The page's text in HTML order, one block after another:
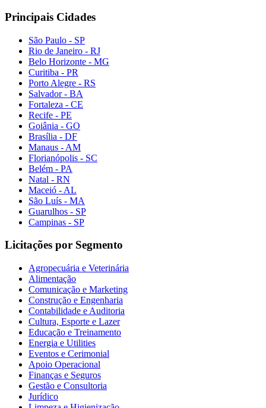
Principais Cidades
São Paulo - SP
Rio de Janeiro - RJ
Belo Horizonte - MG
Curitiba - PR
Porto Alegre - RS
Salvador - BA
Fortaleza - CE
Recife - PE
Goiânia - GO
Brasília - DF
Manaus - AM
Florianópolis - SC
Belém - PA
Natal - RN
Maceió - AL
São Luís - MA
Guarulhos - SP
Campinas - SP
Licitações por Segmento
Agropecuária e Veterinária
Alimentação
Comunicação e Marketing
Construção e Engenharia
Contabilidade e Auditoria
Cultura, Esporte e Lazer
Educação e Treinamento
Energia e Utilities
Eventos e Cerimonial
Apoio Operacional
Finanças e Seguros
Gestão e Consultoria
Jurídico